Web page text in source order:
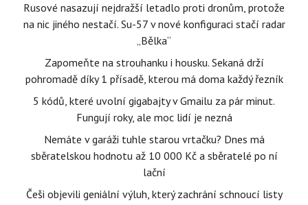
Rusové nasazují nejdražší letadlo proti dronům, protože
na nic jiného nestačí. Su-57 v nové konfiguraci stačí radar
„Bělka“
Zapomeňte na strouhanku i housku. Sekaná drží
pohromadě díky 1 přísadě, kterou má doma každý řezník
5 kódů, které uvolní gigabajty v Gmailu za pár minut.
Fungují roky, ale moc lidí je nezná
Nemáte v garáži tuhle starou vrtačku? Dnes má
sběratelskou hodnotu až 10 000 Kč a sběratelé po ní
lační
Češi objevili geniální výluh, který zachrání schnoucí listy